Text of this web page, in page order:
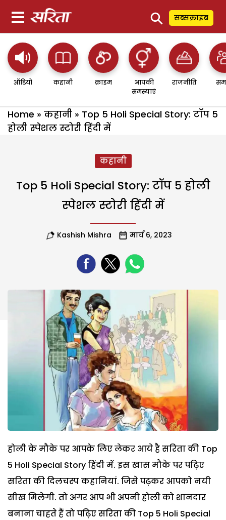
⚲ सब्सक्राइब
ऑडियो कहानी क्राइम
आपकी
समस्याएं
राजनीति
Home » कहानी » Top 5 Holi Special Story: टॉप 5
होली स्पेशल स्टोरी हिंदी में
कहानी
Top 5 Holi Special Story: टॉप 5 होली
स्पेशल स्टोरी हिंदी में
Kashish Mishra मार्च 6, 2023
होली के मौके पर आपके लिए लेकर आये है सरिता की Top
5 Holi Special Story हिंदी में. इस खास मौके पर पढ़िए
सरिता की दिलचस्प कहानियां. जिसे पढ़कर आपको नयी
सीख मिलेगी. तो अगर आप भी अपनी होली को शानदार
बनाना चाहते हैं तो पढ़िए सरिता की Top 5 Holi Special